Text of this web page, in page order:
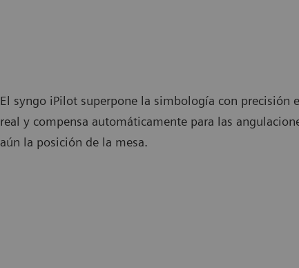
El syngo iPilot superpone la simbología con precisión
real y compensa automáticamente para las
aún la posición de la mesa.